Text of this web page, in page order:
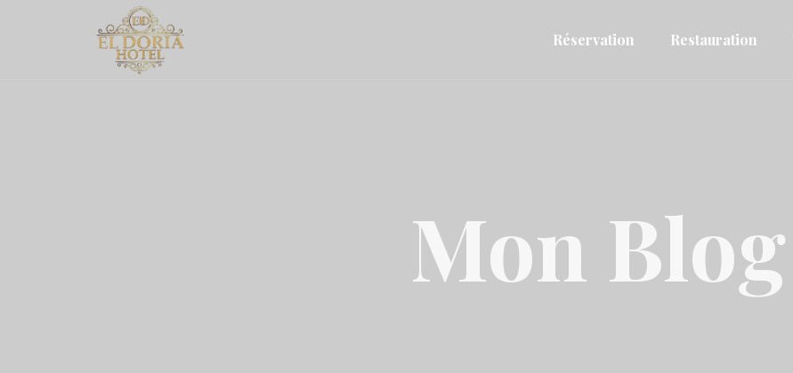
Réservation Restauration
Mon Blog